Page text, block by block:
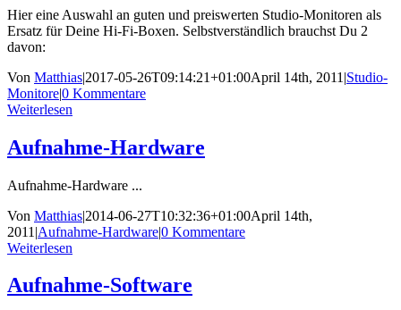
Hier eine Auswahl an guten und preiswerten Studio-Monitoren als
Ersatz für Deine Hi-Fi-Boxen. Selbstverständlich brauchst Du 2
davon:
Von Matthias|2017-05-26T09:14:21+01:00April 14th, 2011 |Studio-
Monitore|0 Kommentare
Weiterlesen
Aufnahme-Hardware
Aufnahme-Hardware ...
Von Matthias|2014-06-27T10:32:36+01:00April 14th,
2011 |Aufnahme-Hardware|0 Kommentare
Weiterlesen
Aufnahme-Software